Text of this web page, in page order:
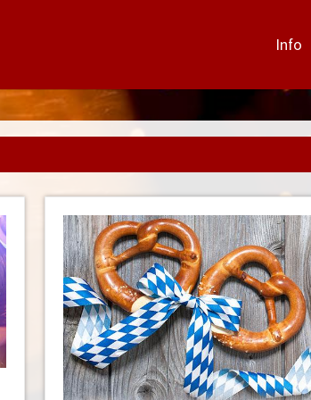
Info